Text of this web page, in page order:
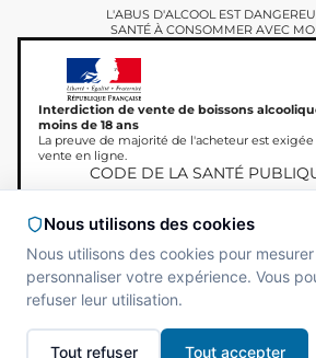
L'ABUS D'ALCOOL EST
SANTÉ À CONSOMMER AVEC
Interdiction de vente de boissons
moins de 18 ans
La preuve de majorité de l'acheteur est
vente en ligne.
CODE DE LA SANTÉ
कॉपीराइट © 2026 Miamland,
सर्वाधिकार सुरक्षित।
Nous utilisons des cookies
Nous utilisons des cookies pour
personnaliser votre expérience. Vous
refuser leur utilisation.
Tout refuser Tout accepter